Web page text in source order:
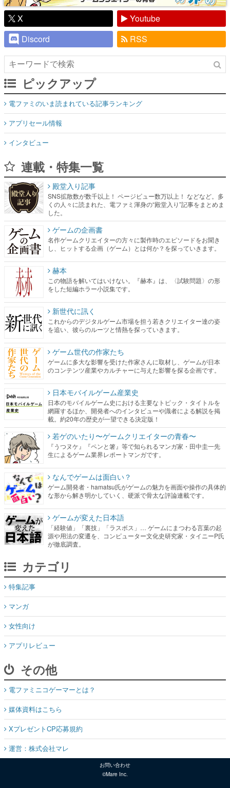
X
Youtube
Discord
RSS
ピックアップ
電ファミのいま読まれている記事ランキング
アプリセール情報
インタビュー
連載・特集一覧
殿堂入り記事
SNS拡散数が数千以上！ ページビュー数万以上！ などなど。多
くの人々に読まれた、電ファミ渾身の“殿堂入り”記事をまとめま
した。
ゲームの企画書
名作ゲームクリエイターの方々に製作時のエピソードをお聞き
し、ヒットする企画（ゲーム）とは何か？を探っていきます。
赫本
この物語を解いてはいけない。『赫本』は、〈試験問題〉の形
をした短編ホラー小説集です。
新世代に訊く
これからのデジタルゲーム市場を担う若きクリエイター達の姿
を追い、彼らのルーツと情熱を探っていきます。
ゲーム世代の作家たち
ゲームに多大な影響を受けた作家さんに取材し、ゲームが日本
のコンテンツ産業やカルチャーに与えた影響を探る企画です。
日本モバイルゲーム産業史
日本のモバイルゲーム史における主要なトピック・タイトルを
網羅するほか、開発者へのインタビューや識者による解説を掲
載。約20年の歴史が一望できる決定版！
若ゲのいたり〜ゲームクリエイターの青春〜
『うつヌケ』『ペンと箸』等で知られるマンガ家・田中圭一先
生によるゲーム業界レポートマンガです。
なんでゲームは面白い？
ゲーム開発者・hamatsu氏がゲームの魅力を画面や操作の具体的
な形から解き明かしていく、硬派で骨太な評論連載です。
ゲームが変えた日本語
「経験値」「裏技」「ラスボス」… ゲームにまつわる言葉の起
源や用法の変遷を、コンピューター文化史研究家・タイニーP氏
が徹底調査。
カテゴリ
特集記事
マンガ
女性向け
アプリレビュー
その他
電ファミニコゲーマーとは？
媒体資料はこちら
XプレゼントCP応募規約
運営：株式会社マレ
お問い合わせ
©Mare Inc.